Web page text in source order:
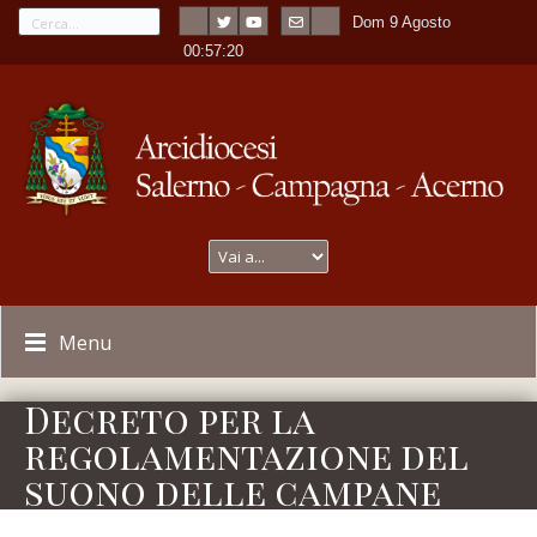
Dom 9 Agosto
-00:57:21
Menu
Decreto per la
regolamentazione del
suono delle campane